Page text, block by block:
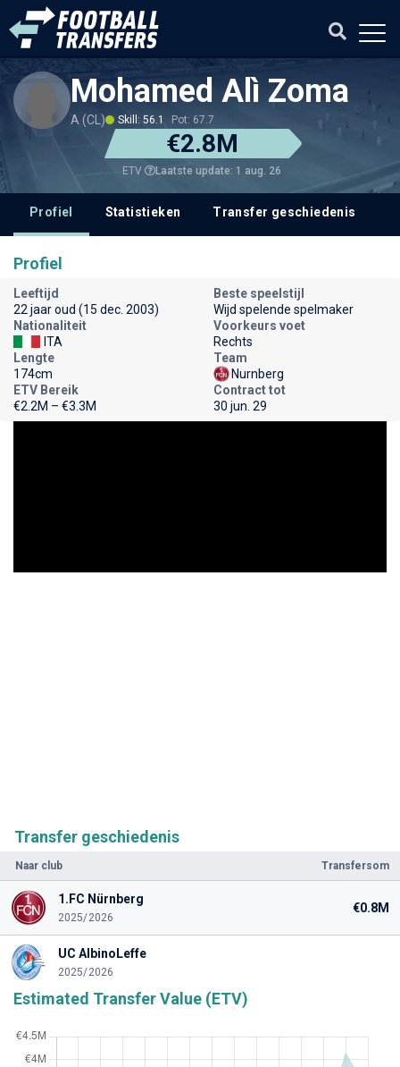
Mohamed Alì Zoma
A (CL) Skill: 56.1 Pot: 67.7
€2.8M
ETV Laatste update: 1 aug. 26
Profiel Statistieken Transfer geschiedenis
Transfer geschiedenis
Naar club Transfersom
1.FC Nürnberg
2025/2026
€0.8M
UC AlbinoLeffe
2025/2026
Estimated Transfer Value (ETV)
Profiel
Leeftijd
22 jaar oud (15 dec. 2003)
Beste speelstijl
Wijd spelende spelmaker
Nationaliteit
ITA
Voorkeurs voet
Rechts
Lengte
174cm
Team
Nurnberg
ETV Bereik
€2.2M – €3.3M
Contract tot
30 jun. 29